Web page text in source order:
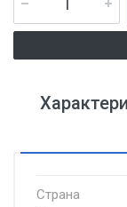
Страна